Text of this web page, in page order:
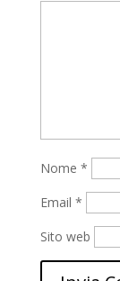
Nome *
Email *
Sito web